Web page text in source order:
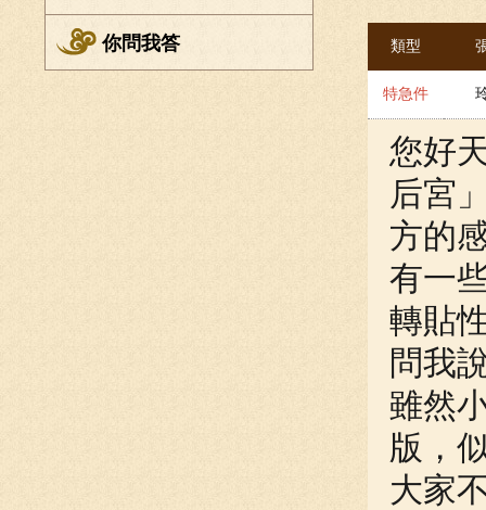
你問我答 類型
特急件
您好
后宮
方的
有一
轉貼
問我
雖然
版，
大家